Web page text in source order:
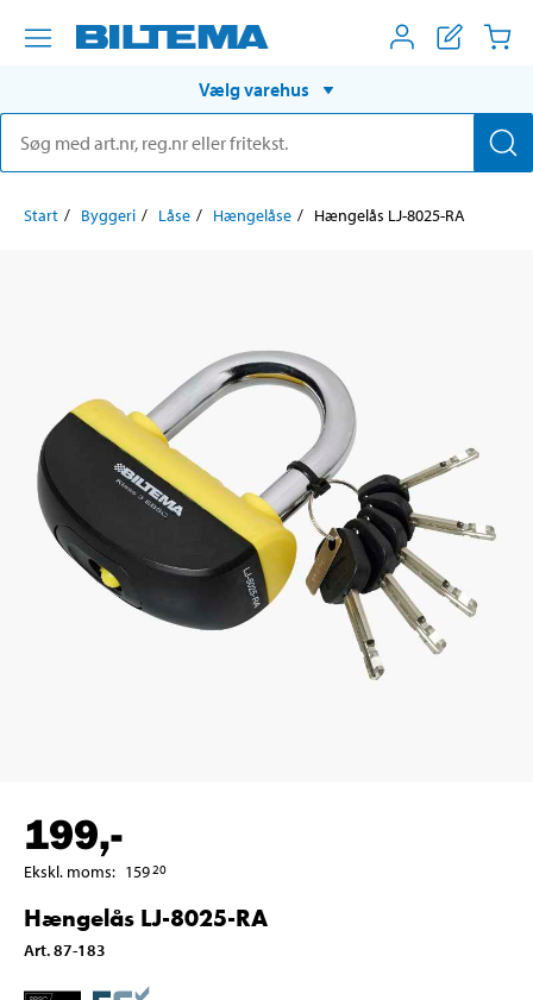
Vælg varehus
Start Byggeri Låse Hængelåse Hængelås LJ-8025-RA
199,-
Ekskl. moms: 15920
Hængelås LJ-8025-RA
Art.87-183